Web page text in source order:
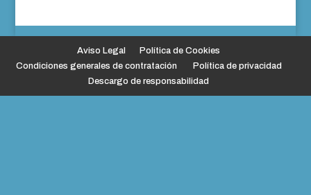
Aviso Legal
Política de Cookies
Condiciones generales de contratación
Política de privacidad
Descargo de responsabilidad